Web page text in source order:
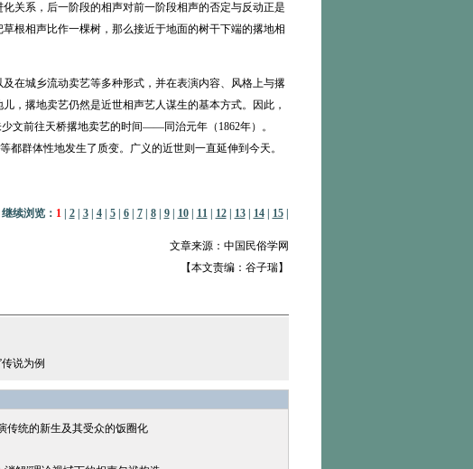
关系，后一阶段的相声对前一阶段相声的否定与反动正是
根相声比作一棵树，那么接近于地面的树干下端的撂地相
城乡流动卖艺等多种形式，并在表演内容、风格上与撂
，撂地卖艺仍然是近世相声艺人谋生的基本方式。因此，
文前往天桥撂地卖艺的时间——同治元年（1862年）。
群体性地发生了质变。广义的近世则一直延伸到今天。
继续浏览： 1| 2| 3| 4| 5| 6| 7| 8| 9| 10| 11| 12| 13| 14| 15|
文章来源：中国民俗学网
【本文责编：谷子瑞】
说为例
传统的新生及其受众的饭圈化